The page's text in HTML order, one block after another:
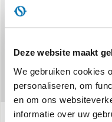
Deze website maakt
We gebruiken cookies
personaliseren, om
en om ons
informatie over uw